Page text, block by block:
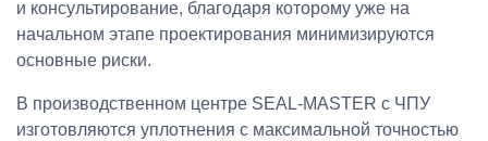
и консультирование, благодаря которому уже на
начальном этапе проектирования минимизируются
основные риски.
В производственном центре SEAL-MASTER с ЧПУ
изготовляются уплотнения с максимальной точностью